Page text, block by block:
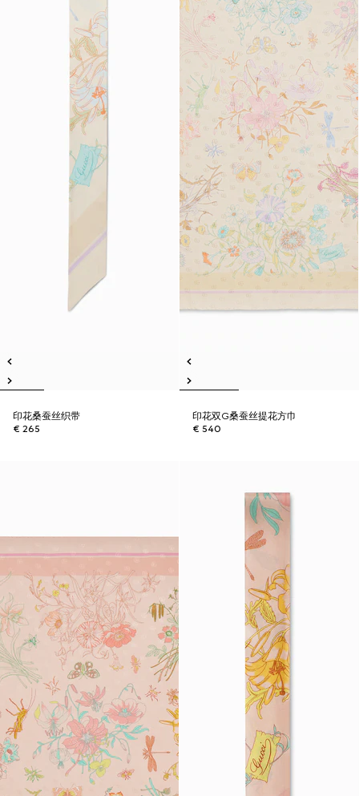
印花桑蚕丝织带
€ 265
印花双G桑蚕丝提花方巾
€ 540